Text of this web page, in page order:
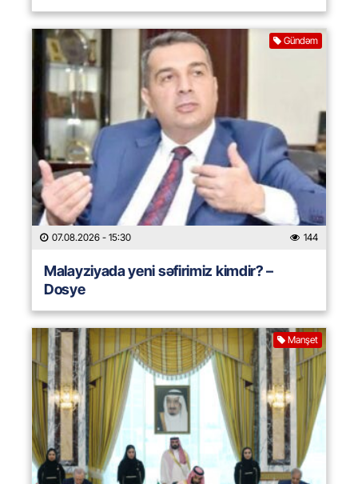
Gündəm
07.08.2026 - 15:30 144
Malayziyada yeni səfirimiz kimdir? –
Dosye
Manşet